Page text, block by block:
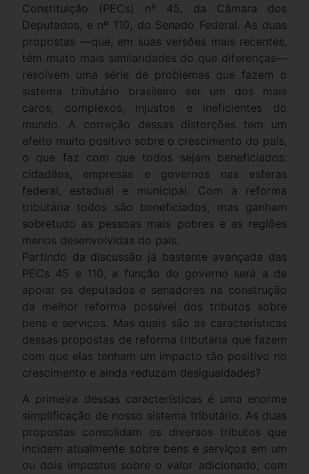
Constituição (PECs) nº 45, da Câmara dos
Deputados, e nº 110, do Senado Federal. As duas
propostas —que, em suas versões mais recentes,
têm muito mais similaridades do que diferenças—
resolvem uma série de problemas que fazem o
sistema tributário brasileiro ser um dos mais
caros, complexos, injustos e ineficientes do
mundo. A correção dessas distorções tem um
efeito muito positivo sobre o crescimento do país,
o que faz com que todos sejam beneficiados:
cidadãos, empresas e governos nas esferas
federal, estadual e municipal. Com a reforma
tributária todos são beneficiados, mas ganham
sobretudo as pessoas mais pobres e as regiões
menos desenvolvidas do país.
Partindo da discussão já bastante avançada das
PECs 45 e 110, a função do governo será a de
apoiar os deputados e senadores na construção
da melhor reforma possível dos tributos sobre
bens e serviços. Mas quais são as características
dessas propostas de reforma tributária que fazem
com que elas tenham um impacto tão positivo no
crescimento e ainda reduzam desigualdades?
A primeira dessas características é uma enorme
simplificação de nosso sistema tributário. As duas
propostas consolidam os diversos tributos que
incidem atualmente sobre bens e serviços em um
ou dois impostos sobre o valor adicionado, com